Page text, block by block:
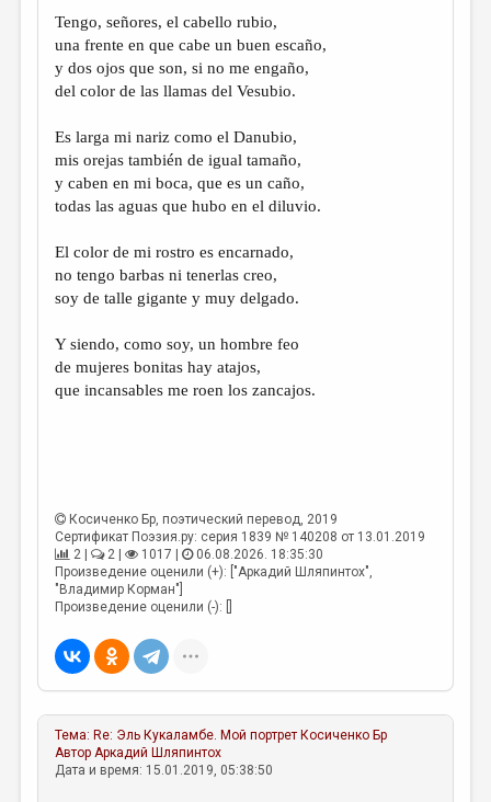
КОЛОНКА РЕДАКТОРА
РЕДКОЛЛЕГИЯ
МАЛАЯ ПРОЗА
ЭССЕИСТИКА
КУЛЬТУРОВЕДЕНИЕ
ПУБЛИЦИСТИКА
РЕЦЕНЗИРОВАНИЕ
ЦИКЛЫ ПУБЛИКАЦИЙ
Tengo, señores, el cabello rubio,
una frente en que cabe un buen escaño,
y dos ojos que son, si no me engaño,
del color de las llamas del Vesubio.
Es larga mi nariz como el Danubio,
mis orejas también de igual tamaño,
y caben en mi boca, que es un caño,
todas las aguas que hubo en el diluvio.
El color de mi rostro es encarnado,
no tengo barbas ni tenerlas creo,
soy de talle gigante y muy delgado.
Y siendo, como soy, un hombre feo
de mujeres bonitas hay atajos,
que incansables me roen los zancajos.
Косиченко Бр, поэтический перевод, 2019
Сертификат Поэзия.ру: серия 1839 № 140208 от 13.01.2019
2 |
2 | 1017 |
06.08.2026. 18:35:30
Произведение оценили (+): ["Аркадий Шляпинтох",
"Владимир Корман"]
Произведение оценили (-): []
Тема: Re: Эль Кукаламбе. Мой портрет Косиченко Бр
АвторАркадий Шляпинтох
Дата и время: 15.01.2019, 05:38:50